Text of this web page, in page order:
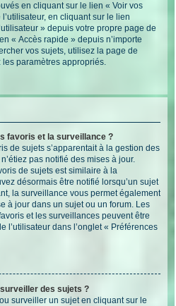
en cliquant sur le lien « Voir vos
en cliquant sur le lien
» depuis votre propre page de
« Accès rapide » depuis n’importe
vos sujets, utilisez la page de
paramètres appropriés.
favoris et la surveillance ?
de sujets s’apparentait à la gestion des
pas notifié des mises à jour.
de sujets est similaire à la
désormais être notifié lorsqu’un sujet
la surveillance vous permet également
à jour dans un sujet ou un forum. Les
et les surveillances peuvent être
l’utilisateur dans l’onglet « Préférences
des sujets ?
surveiller un sujet en cliquant sur le